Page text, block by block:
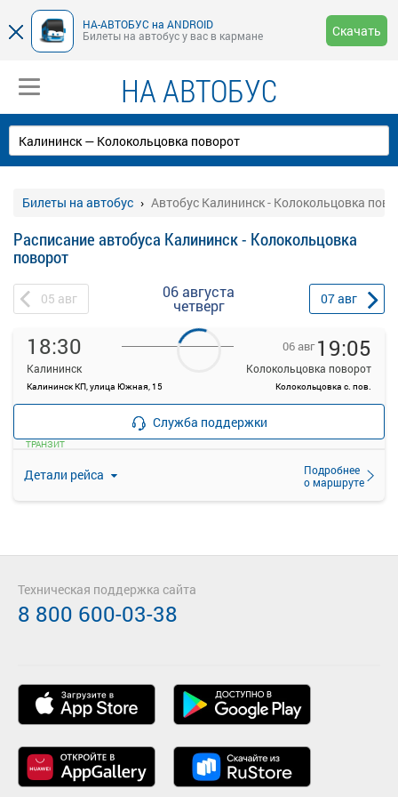
НА-АВТОБУС на ANDROID
Билеты на автобус у вас в кармане
Скачать
НА АВТОБУС
Билеты на автобус Автобус Калининск - Колокольцовка
Расписание автобуса Калининск - Колокольцовка
поворот
05 авг 06 августа
четверг 07авг
18:30
Калининск
Калининск КП, улица Южная, 15
06 авг 19:05
Колокольцовка поворот
Колокольцовка с. пов.
Детали рейса
Подробнее
о маршруте
—
ТРАНЗИТ
Продажа билетов
прекращена
Служба поддержки
Техническая поддержка сайта
8 800 600-03-38